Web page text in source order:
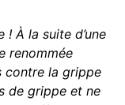
À la suite d’une
renommée
contre la grippe
de grippe et ne